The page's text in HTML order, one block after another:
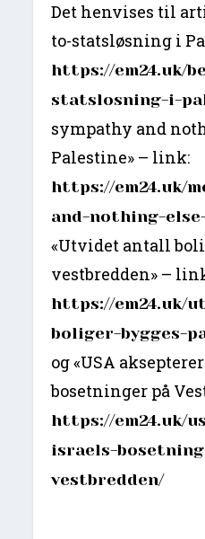
Det henvises til
to-statsløsning i
https://em24.uk/
statslosning-i-
sympathy and
Palestine» – link:
https://em24.uk/
and-nothing-
«Utvidet antall
vestbredden» –
https://em24.uk/
boliger-bygges-
og «USA
bosetninger på
https://em24.uk/
israels-
vestbredden/